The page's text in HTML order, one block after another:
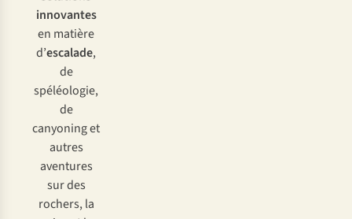
innovantes
en matière
d’escalade,
de
spéléologie,
de
canyoning et
autres
aventures
sur des
rochers, la